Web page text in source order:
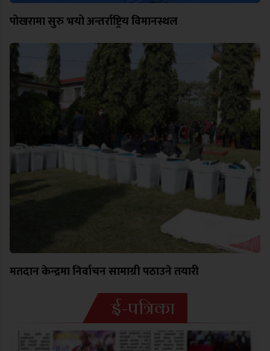
पोखरामा सुरु भयो अन्तर्राष्ट्रिय विमानस्थल
मतदान केन्द्रमा निर्वाचन सामाग्री पठाउने तयारी
ई-पत्रिका